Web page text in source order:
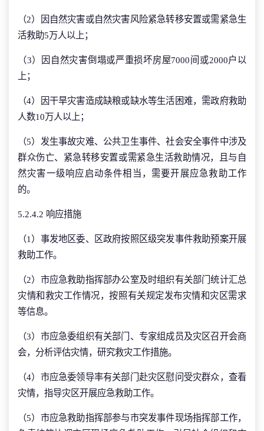
（2）因自然灾害或自然灾害风险紧急转移安置或需紧急生
活救助5万人以上；
（3）因自然灾害倒塌或严重损坏房屋7000间或2000户以
上；
（4）因干旱灾害造成缺粮或缺水等生活困难，需政府救助
人数10万人以上；
（5）发生事故灾难、公共卫生事件、社会安全事件中涉及
群众伤亡、紧急转移安置或需紧急生活救助情况，且与自
然灾害一级响应启动条件相当，需要开展应急救助工作
的。
5.2.4.2 响应措施
（1）事发地区委、区政府按照区级突发事件救助预案开展
救助工作。
（2）市应急救助指挥部办公室及时组织有关部门统计汇总
灾情和救灾工作情况，按照有关规定发布灾情和灾区需求
等信息。
（3）市应急委组织有关部门、专家组成员及灾区召开会商
会，分析评估灾情，研究救灾工作措施。
（4）市应急委领导率有关部门赴灾区慰问受灾群众，查看
灾情，指导灾区开展应急救助工作。
（5）市应急救助指挥部参与市突发事件现场指挥部工作，